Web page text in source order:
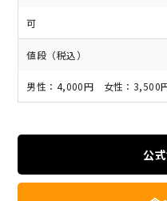
可
値段（税込）
男性：4,000円 女性：3,500
公